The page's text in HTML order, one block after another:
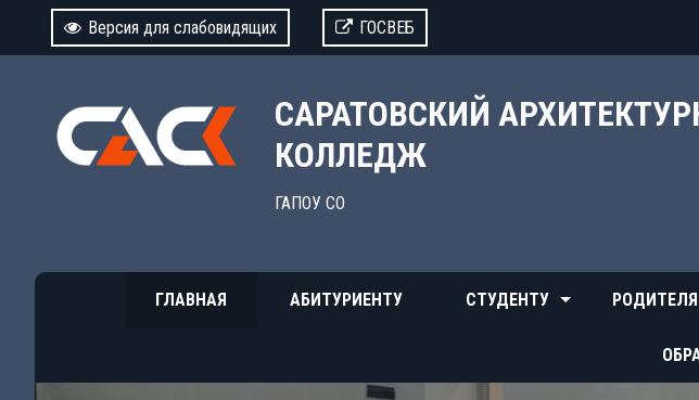
Версия для слабовидящих ГОСВЕБ
САРАТОВСКИЙ
КОЛЛЕДЖ
ГАПОУ СО
ГЛАВНАЯ АБИТУРИЕНТУ СТУДЕНТУ